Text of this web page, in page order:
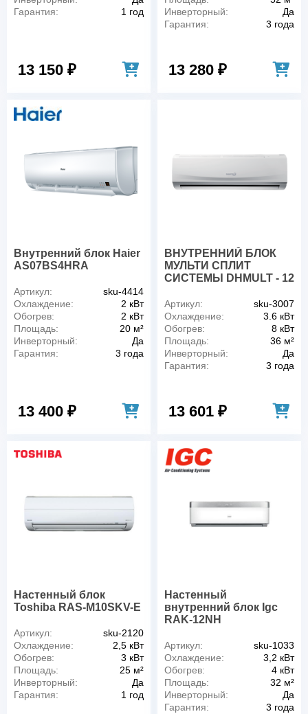
Гарантия:
1 год
13 150 ₽
Инверторный:
Да
Гарантия:
3 года
13 280 ₽
Внутренний блок Haier
AS07BS4HRA
Артикул:
sku-4414
Охлаждение:
2 кВт
Обогрев:
2 кВт
Площадь:
20 м²
Инверторный:
Да
Гарантия:
3 года
13 400 ₽
ВНУТРЕННИЙ БЛОК
МУЛЬТИ СПЛИТ
СИСТЕМЫ DHMULT - 12
Артикул:
sku-3007
Охлаждение:
3.6 кВт
Обогрев:
8 кВт
Площадь:
36 м²
Инверторный:
Да
Гарантия:
3 года
13 601 ₽
Настенный блок
Toshiba RAS-M10SKV-E
Артикул:
sku-2120
Охлаждение:
2,5 кВт
Обогрев:
3 кВт
Площадь:
25 м²
Инверторный:
Да
Гарантия:
1 год
Настенный
внутренний блок Igc
RAK-12NH
Артикул:
sku-1033
Охлаждение:
3,2 кВт
Обогрев:
4 кВт
Площадь:
32 м²
Инверторный:
Да
Гарантия:
3 года